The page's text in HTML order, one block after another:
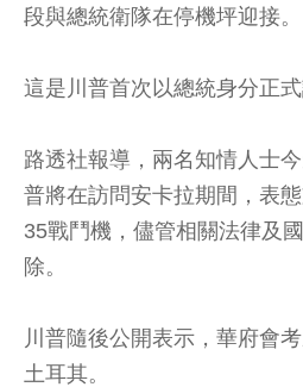
段與總統衛隊在停機坪迎接。
這是川普首次以總統身分正式
路透社報導，兩名知情人士
普將在訪問安卡拉期間，表
35戰鬥機，儘管相關法律及
除。
川普隨後公開表示，華府會
土耳其。